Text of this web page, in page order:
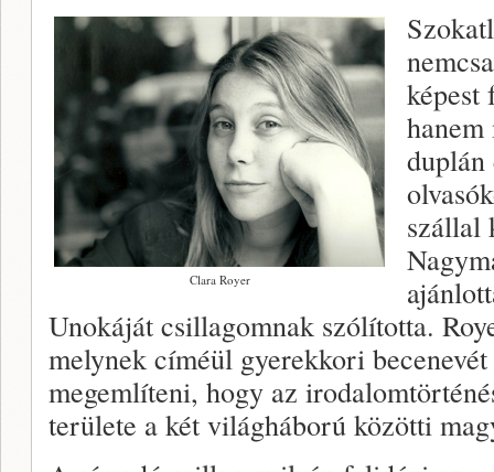
Clara Royer
képest
duplán
szállal
Unokáját csillagomnak szólította.
melynek címéül gyerekkori
megemlíteni, hogy az
területe a két világháború közötti